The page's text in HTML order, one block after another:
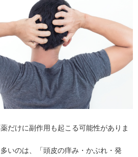
だけに副作用も起こる可能性がありま
いのは、「頭皮の痒み・かぶれ・発